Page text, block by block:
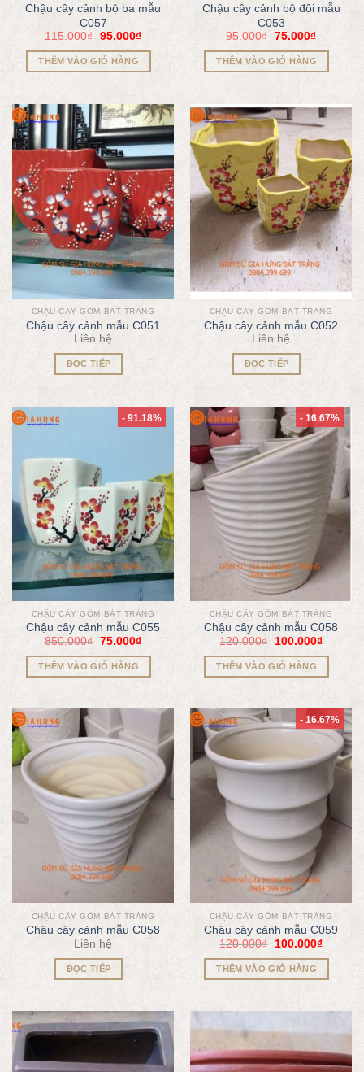
Chậu cây cảnh bộ ba mẫu
C057
115.000₫ 95.000₫
THÊM VÀO GIỎ HÀNG
Chậu cây cảnh bộ đôi mẫu
C053
95.000₫ 75.000₫
THÊM VÀO GIỎ HÀNG
CHẬU CÂY GỐM BÁT TRÀNG
Chậu cây cảnh mẫu C051
Liên hệ
ĐỌC TIẾP
CHẬU CÂY GỐM BÁT TRÀNG
Chậu cây cảnh mẫu C052
Liên hệ
ĐỌC TIẾP
- 91.18%
CHẬU CÂY GỐM BÁT TRÀNG
Chậu cây cảnh mẫu C055
850.000₫ 75.000₫
THÊM VÀO GIỎ HÀNG
- 16.67%
CHẬU CÂY GỐM BÁT TRÀNG
Chậu cây cảnh mẫu C058
120.000₫ 100.000₫
THÊM VÀO GIỎ HÀNG
CHẬU CÂY GỐM BÁT TRÀNG
Chậu cây cảnh mẫu C058
Liên hệ
ĐỌC TIẾP
- 16.67%
CHẬU CÂY GỐM BÁT TRÀNG
Chậu cây cảnh mẫu C059
120.000₫ 100.000₫
THÊM VÀO GIỎ HÀNG